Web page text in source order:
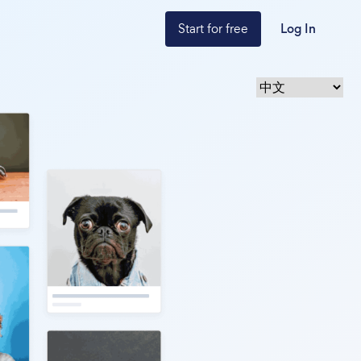
Start for free Log In